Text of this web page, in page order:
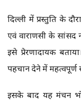
दिल्ली में प्रस्तुति के
एवं वाराणसी के सांसद
इसे प्रेरणादायक
पहचान देने में महत्वपूर्ण
इसके बाद यह मंचन